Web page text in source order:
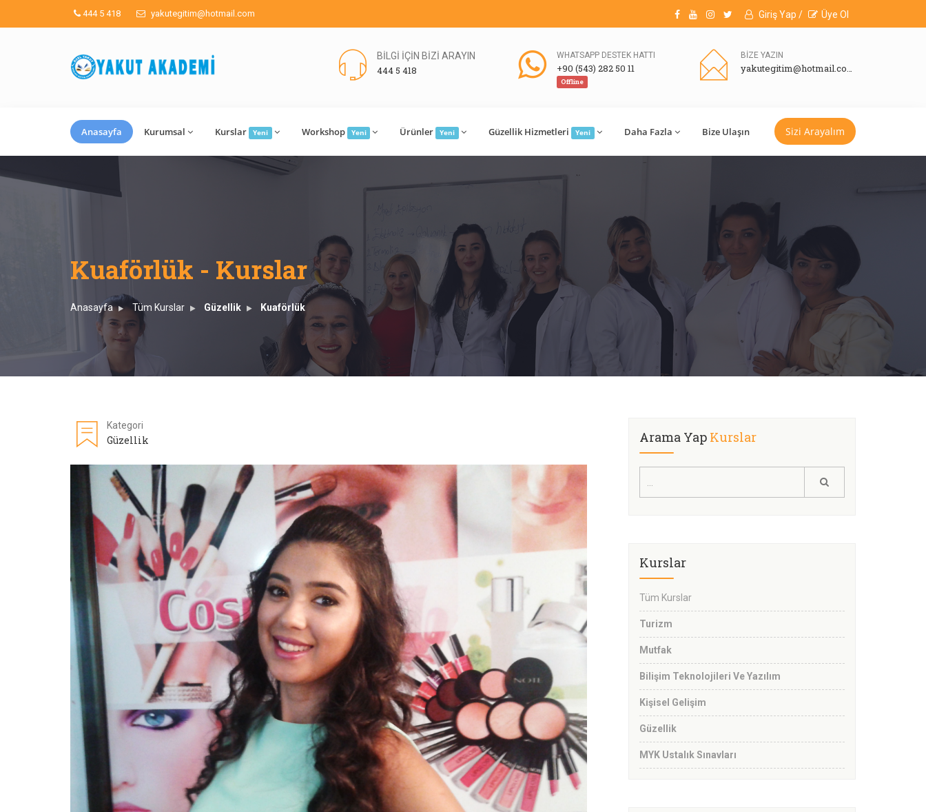
444 5 418 yakutegitim@hotmail.com Giriş Yap / Üye Ol
BİLGİ İÇİN BİZİ ARAYIN
444 5 418
WHATSAPP DESTEK HATTI
+90 (543) 282 50 11
Offline
BİZE YAZIN
yakutegitim@hotmail.com
Anasayfa Kurumsal Kurslar Yeni Workshop Yeni Ürünler Yeni Güzellik Hizmetleri Yeni Daha Fazla Bize Ulaşın Sizi Arayalım
Kuaförlük - Kurslar
Anasayfa Tüm Kurslar Güzellik Kuaförlük
Kategori
Güzellik Arama Yap Kurslar
Kurslar
Tüm Kurslar
Turizm
Mutfak
Bilişim Teknolojileri Ve Yazılım
Kişisel Gelişim
Güzellik
MYK Ustalık Sınavları